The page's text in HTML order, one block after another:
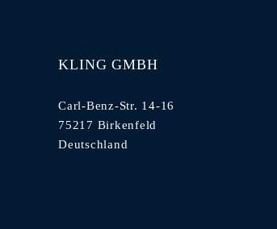
KLING GMBH
Carl-Benz-Str. 14-16
75217 Birkenfeld
Deutschland